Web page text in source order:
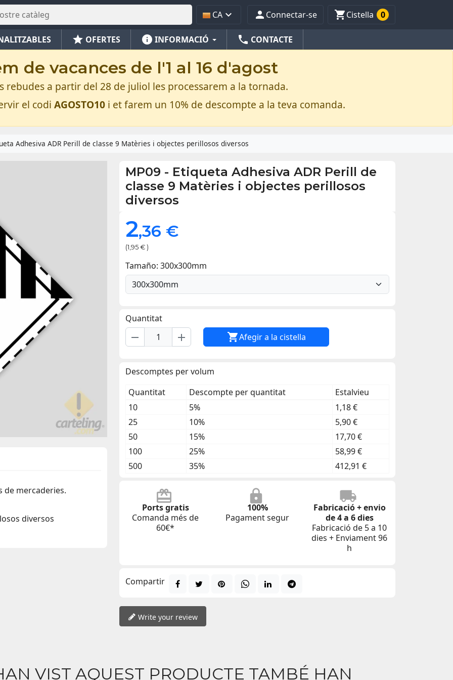
CA  Connectar-se Cistella 0
star OFERTES info INFORMACIÓ phone CONTACTE
de vacances de l'1 al 16 d'agost
rebudes a partir del 28 de juliol les processarem a la tornada.
el codi AGOSTO10i et farem un 10% de descompte a la teva comanda.
Adhesiva ADR Perill de classe 9 Matèries i objectes perillosos diversos
de mercaderies.
diversos
MP09 - Etiqueta Adhesiva ADR Perill de
classe 9 Matèries i objectes perillosos
diversos
2,36 €
(1,95 € )
Tamaño: 300x300mm
Quantitat
remove add Afegir a la cistella
Descomptes per volum
Quantitat
Descompte per quantitat
Estalvieu
10
5%
1,18 €
25
10%
5,90 €
50
15%
17,70 €
100
25%
58,99 €
500
35% 412,91 €
Ports gratis
Comanda més de
60€*
100%
Pagament segur
Fabricació + envio
de 4 a 6 dies
Fabricació de 5 a 10
dies + Enviament 96
h
Compartir
Write your review
VIST AQUEST PRODUCTE TAMBÉ HAN